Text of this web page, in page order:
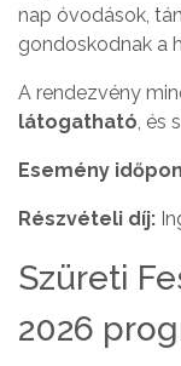
nap óvodások,
gondoskodnak a
A rendezvény
látogatható, és
Esemény
Részvételi díj:
Szüreti
2026